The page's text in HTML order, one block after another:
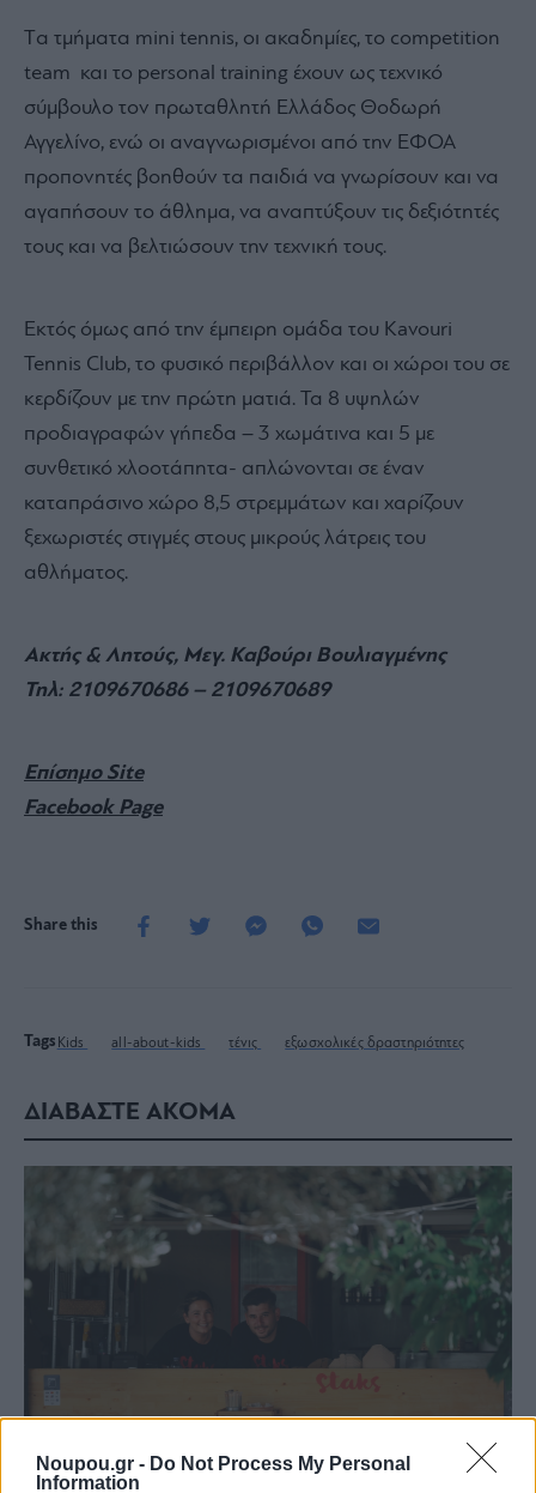
Noupou.gr - Do Not Process My Personal
Information
Tα τμήματα mini tennis, οι ακαδημίες, το competition
team και το personal training έχουν ως τεχνικό
σύμβουλο τον πρωταθλητή Ελλάδος Θοδωρή
Αγγελίνο, ενώ οι αναγνωρισμένοι από την ΕΦΟΑ
προπονητές βοηθούν τα παιδιά να γνωρίσουν και να
αγαπήσουν το άθλημα, να αναπτύξουν τις δεξιότητές
τους και να βελτιώσουν την τεχνική τους.
Εκτός όμως από την έμπειρη ομάδα του Kavouri
Tennis Club, το φυσικό περιβάλλον και οι χώροι του σε
κερδίζουν με την πρώτη ματιά. Τα 8 υψηλών
προδιαγραφών γήπεδα – 3 χωμάτινα και 5 με
συνθετικό χλοοτάπητα- απλώνονται σε έναν
καταπράσινο χώρο 8,5 στρεμμάτων και χαρίζουν
ξεχωριστές στιγμές στους μικρούς λάτρεις του
αθλήματος.
Ακτής & Λητούς, Μεγ. Καβούρι Βουλιαγμένης
Τηλ: 2109670686 – 2109670689
Επίσημο Site
Facebook Page
Share this
Tags Kids all-about-kids τένις εξωσχολικές δραστηριότητες
ΔΙΑΒΑΣΤΕ ΑΚΟΜΑ